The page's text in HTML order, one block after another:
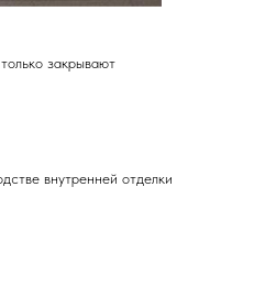
закрывают
внутренней отделки